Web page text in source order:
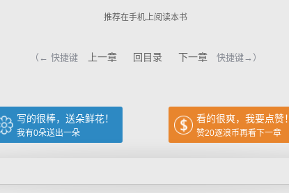
推荐在手机上阅读本书
（← 快捷键 上一章 回目录 下一章 快捷键→）
写的很棒，送朵鲜花！
我有0朵送出一朵
看的很爽，我要点赞！
赞20逐浪币再看下一章